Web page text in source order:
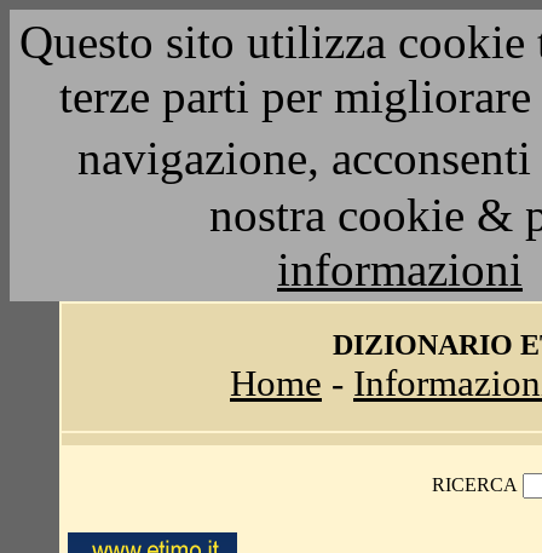
Questo sito utilizza
terze parti per
navigazione,
nostra cookie &
informazioni
DIZIONARIO
Home -
RICERCA